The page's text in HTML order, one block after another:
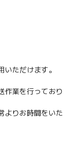
いただけます。
作業を行っており
よりお時間をいた